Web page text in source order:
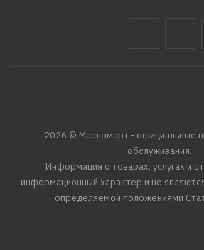
2026 © Масломарт - официальные
обслуживания.
Информация о товарах, услугах и
информационный характер и не
определяемой положениями